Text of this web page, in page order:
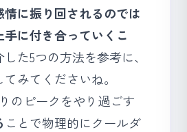
情に振り回されるのでは
に付き合っていくこ
た5つの方法を参考に、
みてくださいね。
のピークをやり過ごす
ことで物理的にクールダ